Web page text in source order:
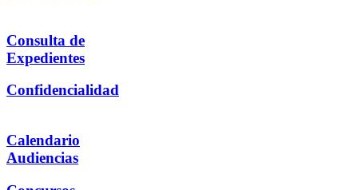
Consulta de
Expedientes
Confidencialidad
Calendario
Audiencias